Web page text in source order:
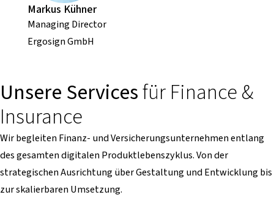
Markus Kühner
Managing Director
Ergosign GmbH
Unsere Servicesfür Finance &
Insurance
Wir begleiten Finanz- und Versicherungsunternehmen entlang
des gesamten digitalen Produktlebenszyklus. Von der
strategischen Ausrichtung über Gestaltung und Entwicklung bis
zur skalierbaren Umsetzung.